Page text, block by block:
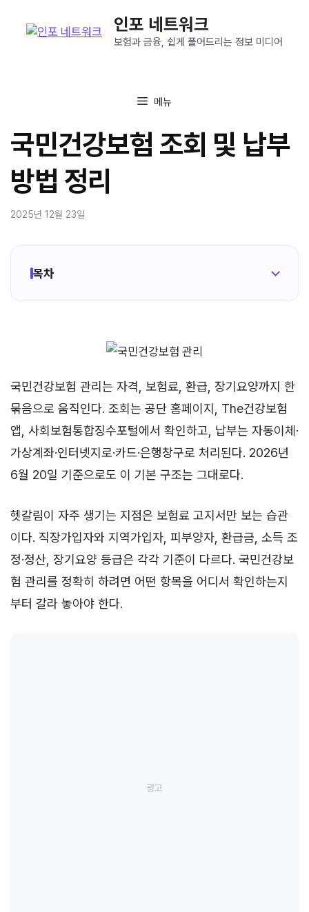
인포 네트워크
보험과 금융, 쉽게 풀어드리는 정보 미디어
메뉴
국민건강보험 조회 및 납부
방법 정리
2025년 12월 23일
목차
국민건강보험 관리는 자격, 보험료, 환급, 장기요양까지 한
묶음으로 움직인다. 조회는 공단 홈페이지, The건강보험
앱, 사회보험통합징수포털에서 확인하고, 납부는 자동이체·
가상계좌·인터넷지로·카드·은행창구로 처리된다. 2026년
6월 20일 기준으로도 이 기본 구조는 그대로다.
헷갈림이 자주 생기는 지점은 보험료 고지서만 보는 습관
이다. 직장가입자와 지역가입자, 피부양자, 환급금, 소득 조
정·정산, 장기요양 등급은 각각 기준이 다르다. 국민건강보
험 관리를 정확히 하려면 어떤 항목을 어디서 확인하는지
부터 갈라 놓아야 한다.